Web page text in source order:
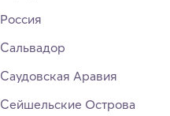
Россия
Сальвадор
Саудовская Аравия
Сейшельские Острова